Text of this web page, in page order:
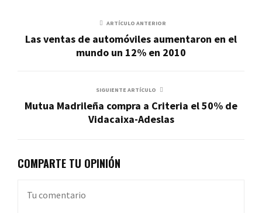
ARTÍCULO ANTERIOR
Las ventas de automóviles aumentaron en el
mundo un 12% en 2010
SIGUIENTE ARTÍCULO
Mutua Madrileña compra a Criteria el 50% de
Vidacaixa-Adeslas
COMPARTE TU OPINIÓN